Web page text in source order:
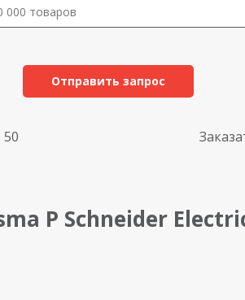
Отправить запрос
50
P Schneider